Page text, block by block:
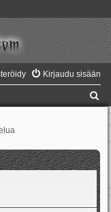
Kirjaudu sisään